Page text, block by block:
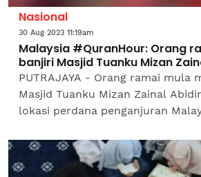
Nasional
30 Aug 2023 11:19am
Malaysia #QuranHour: Orang
banjiri Masjid Tuanku Mizan
PUTRAJAYA - Orang ramai mula
Masjid Tuanku Mizan Zainal
lokasi perdana penganjuran
ini. Program...